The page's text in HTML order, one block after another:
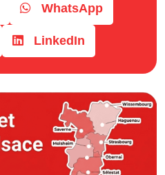
WhatsApp
LinkedIn